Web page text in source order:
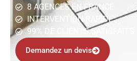
8 AGENCES EN FRANCE
INTERVENTION RAPIDE
99% DE CLIENTS SATISFAITS
Demandez un devis